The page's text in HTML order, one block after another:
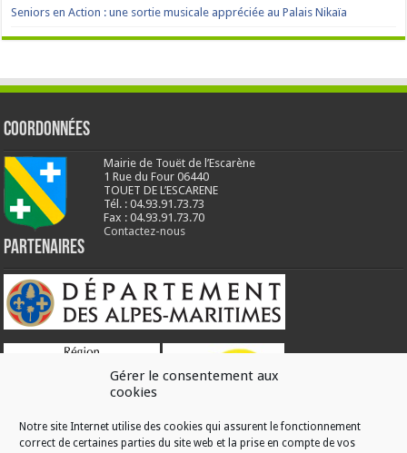
Gérer le consentement aux
cookies
Notre site Internet utilise des cookies qui assurent le fonctionnement
correct de certaines parties du site web et la prise en compte de vos
Seniors en Action : une sortie musicale appréciée au Palais Nikaïa
Coordonnées
Mairie de Touët de l’Escarène
1 Rue du Four 06440
TOUET DE L’ESCARENE
Tél. : 04.93.91.73.73
Fax : 04.93.91.73.70
Contactez-nous
Partenaires
RÉALISATION